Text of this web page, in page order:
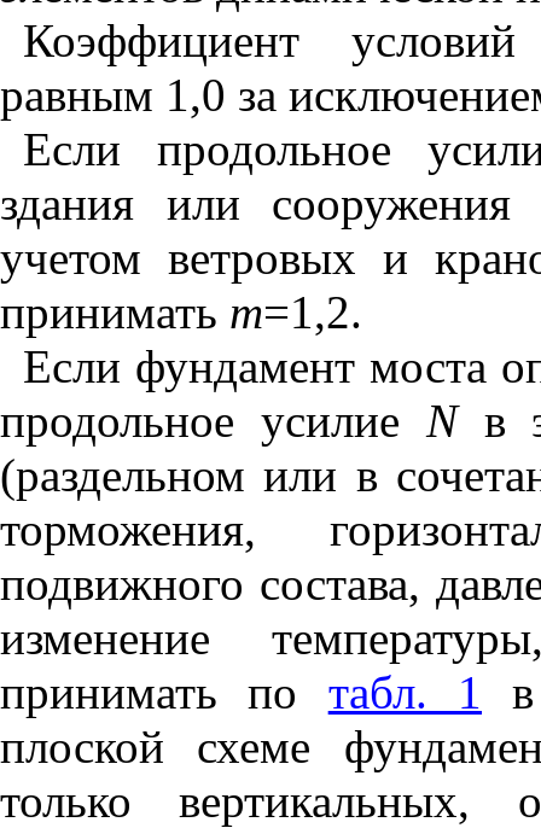
Коэффициент
равным 1,0 за
Если продольное
здания или
учетом ветровых и
принимать m=1,2.
Если фундамент моста
продольное усилие Nв
(раздельном или в
торможения,
подвижного состава,
изменение
принимать по табл. 1
плоской схеме
только вертикальных,